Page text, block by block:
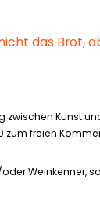
das Brot,
zwischen Kunst
zum freien
Weinkenner,